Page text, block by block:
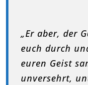
„Er aber, der
euch durch
euren Geist
unversehrt,